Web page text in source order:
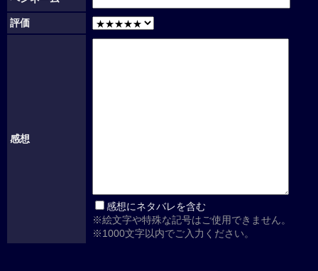
評価
感想
感想にネタバレを含む
※絵文字や特殊な記号はご使用できません。
※1000文字以内でご入力ください。